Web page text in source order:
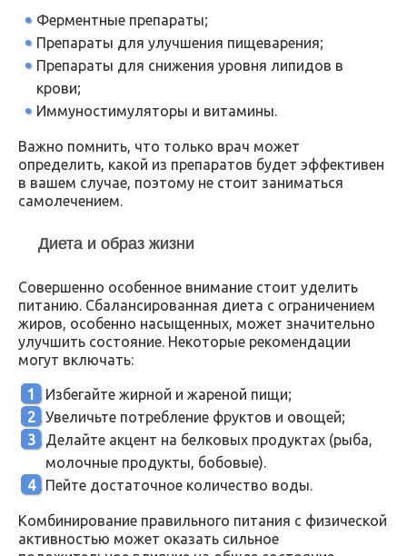
Ферментные препараты;
Препараты для улучшения пищеварения;
Препараты для снижения уровня липидов в
крови;
Иммуностимуляторы и витамины.
Важно помнить, что только врач может
определить, какой из препаратов будет эффективен
в вашем случае, поэтому не стоит заниматься
самолечением.
Диета и образ жизни
Совершенно особенное внимание стоит уделить
питанию. Сбалансированная диета с ограничением
жиров, особенно насыщенных, может значительно
улучшить состояние. Некоторые рекомендации
могут включать:
Избегайте жирной и жареной пищи;
Увеличьте потребление фруктов и овощей;
Делайте акцент на белковых продуктах (рыба,
молочные продукты, бобовые).
Пейте достаточное количество воды.
Комбинирование правильного питания с физической
активностью может оказать сильное